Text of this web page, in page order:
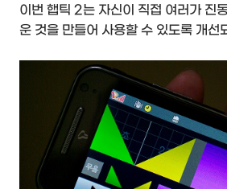
이번 햅틱 2는 자신이 직접 여러가 진
운 것을 만들어 사용할 수 있도록 개선